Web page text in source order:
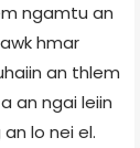
ngamtu an
hmar
an thlem
an ngai leiin
lo nei el.